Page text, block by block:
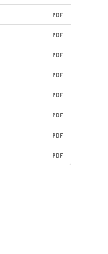
PDF
PDF
PDF
PDF
PDF
PDF
PDF
PDF